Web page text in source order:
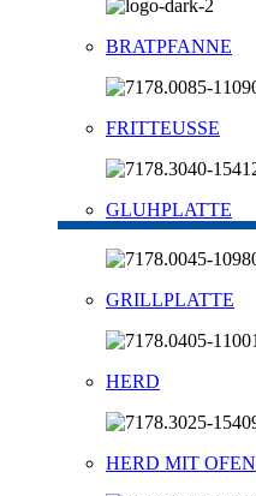
BRATPFANNE
FRITTEUSSE
GLUHPLATTE
GRILLPLATTE
HERD
HERD MIT OFEN